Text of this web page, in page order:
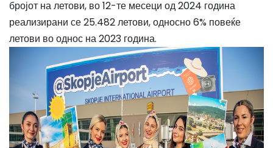
бројот на летови, во 12-те месеци од 2024 година
реализирани се 25.482 летови, односно 6% повеќе
летови во однос на 2023 година.